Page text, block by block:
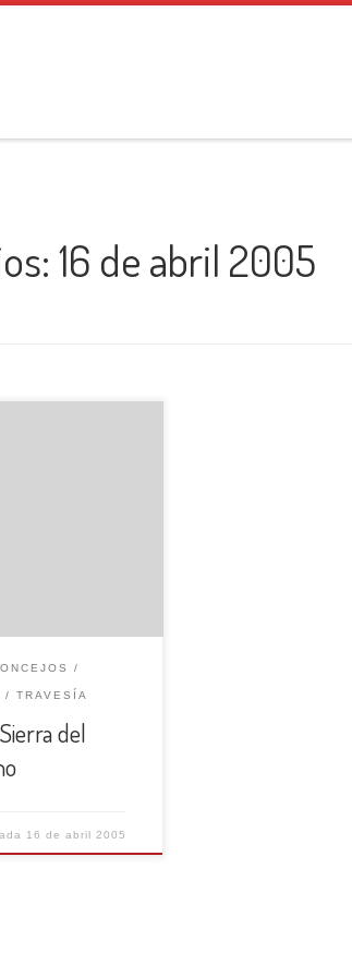
16 de abril 2005
TRAVESÍA
del
16 de abril 2005